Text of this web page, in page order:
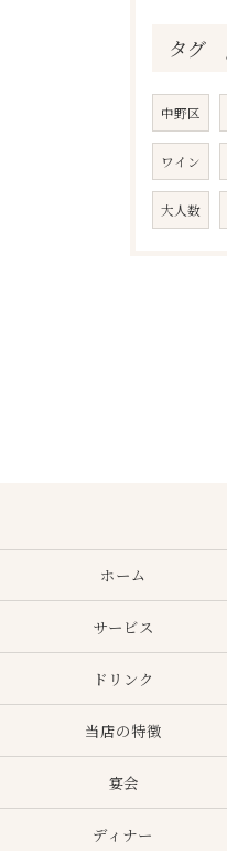
タグ
中野区
ワイン
大人数
ホーム
サービス
ドリンク
当店の特徴
宴会
ディナー